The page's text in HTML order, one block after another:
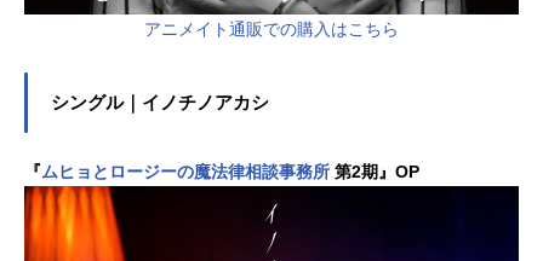
アニメイト通販での購入はこちら
シングル｜イノチノアカシ
『ムヒョとロージーの魔法律相談事務所 第2期』OP